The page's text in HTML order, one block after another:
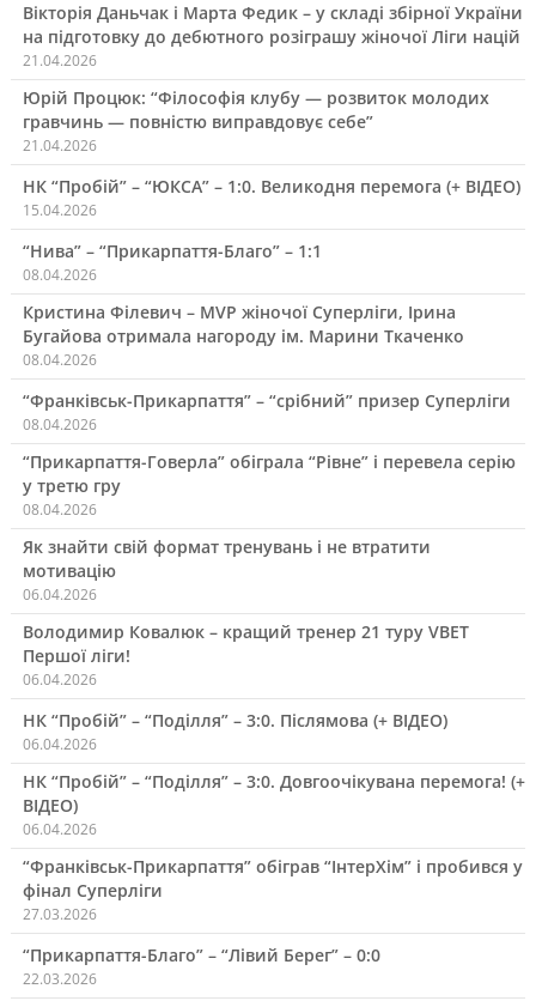
Вікторія Даньчак і Марта Федик – у складі збірної України
на підготовку до дебютного розіграшу жіночої Ліги націй
21.04.2026
Юрій Процюк: “Філософія клубу — розвиток молодих
гравчинь — повністю виправдовує себе”
21.04.2026
НК “Пробій” – “ЮКСА” – 1:0. Великодня перемога (+ ВІДЕО)
15.04.2026
“Нива” – “Прикарпаття-Благо” – 1:1
08.04.2026
Кристина Філевич – MVP жіночої Суперліги, Ірина
Бугайова отримала нагороду ім. Марини Ткаченко
08.04.2026
“Франківськ-Прикарпаття” – “срібний” призер Суперліги
08.04.2026
“Прикарпаття-Говерла” обіграла “Рівне” і перевела серію
у третю гру
08.04.2026
Як знайти свій формат тренувань і не втратити
мотивацію
06.04.2026
Володимир Ковалюк – кращий тренер 21 туру VBET
Першої ліги!
06.04.2026
НК “Пробій” – “Поділля” – 3:0. Післямова (+ ВІДЕО)
06.04.2026
НК “Пробій” – “Поділля” – 3:0. Довгоочікувана перемога! (+
ВІДЕО)
06.04.2026
“Франківськ-Прикарпаття” обіграв “ІнтерХім” і пробився у
фінал Суперліги
27.03.2026
“Прикарпаття-Благо” – “Лівий Берег” – 0:0
22.03.2026